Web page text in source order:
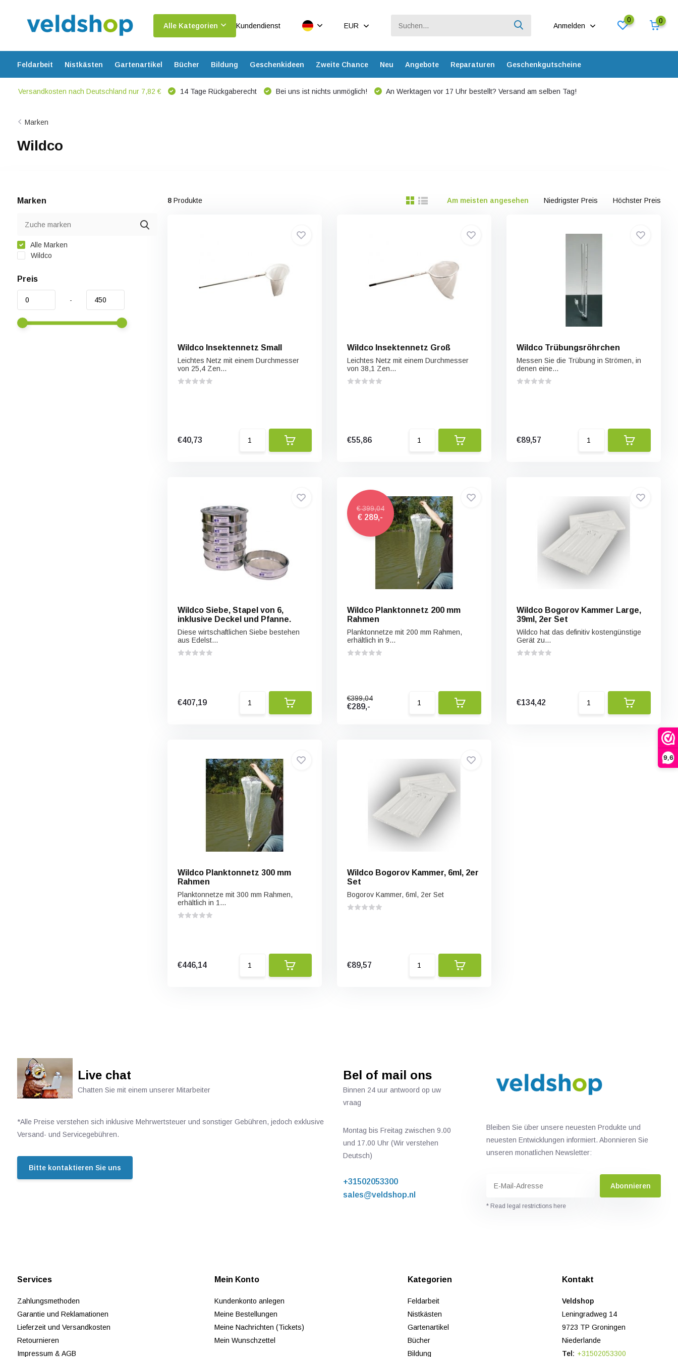
9,6
Alle Kategorien Kundendienst EUR Anmelden
0 0
Feldarbeit Nistkästen Gartenartikel Bücher Bildung Geschenkideen Zweite Chance Neu Angebote Reparaturen Geschenkgutscheine
Versandkosten nach Deutschland nur 7,82 € 14 Tage Rückgaberecht Bei uns ist nichts unmöglich! An Werktagen vor 17 Uhr bestellt? Versand am selben Tag!
Marken
Wildco
Marken
Alle Marken
Wildco
Preis
-
8Produkte Am meisten angesehen Niedrigster Preis Höchster Preis
Wildco Insektennetz Small
Leichtes Netz mit einem Durchmesser
von 25,4 Zen...
€40,73
Wildco Insektennetz Groß
Leichtes Netz mit einem Durchmesser
von 38,1 Zen...
€55,86
Wildco Trübungsröhrchen
Messen Sie die Trübung in Strömen, in
denen eine...
€89,57
Wildco Siebe, Stapel von 6,
inklusive Deckel und Pfanne.
Diese wirtschaftlichen Siebe bestehen
aus Edelst...
€407,19
€ 399,04
€ 289,-
Wildco Planktonnetz 200 mm
Rahmen
Planktonnetze mit 200 mm Rahmen,
erhältlich in 9...
€399,04
€289,-
Wildco Bogorov Kammer Large,
39ml, 2er Set
Wildco hat das definitiv kostengünstige
Gerät zu...
€134,42
Wildco Planktonnetz 300 mm
Rahmen
Planktonnetze mit 300 mm Rahmen,
erhältlich in 1...
€446,14
Wildco Bogorov Kammer, 6ml, 2er
Set
Bogorov Kammer, 6ml, 2er Set
€89,57
Live chat
Chatten Sie mit einem unserer Mitarbeiter
*Alle Preise verstehen sich inklusive Mehrwertsteuer und sonstiger Gebühren, jedoch exklusive
Versand- und Servicegebühren.
Bitte kontaktieren Sie uns
Bel of mail ons
Binnen 24 uur antwoord op uw
vraag
Montag bis Freitag zwischen 9.00
und 17.00 Uhr (Wir verstehen
Deutsch)
+31502053300
sales@veldshop.nl
Bleiben Sie über unsere neuesten Produkte und
neuesten Entwicklungen informiert. Abonnieren Sie
unseren monatlichen Newsletter:
Abonnieren
* Read legal restrictions here
Services
Zahlungsmethoden
Garantie und Reklamationen
Lieferzeit und Versandkosten
Retournieren
Impressum & AGB
Mein Konto
Kundenkonto anlegen
Meine Bestellungen
Meine Nachrichten (Tickets)
Mein Wunschzettel
Kategorien
Feldarbeit
Nistkästen
Gartenartikel
Bücher
Bildung
Kontakt
Veldshop
Leningradweg 14
9723 TP Groningen
Niederlande
Tel: +31502053300